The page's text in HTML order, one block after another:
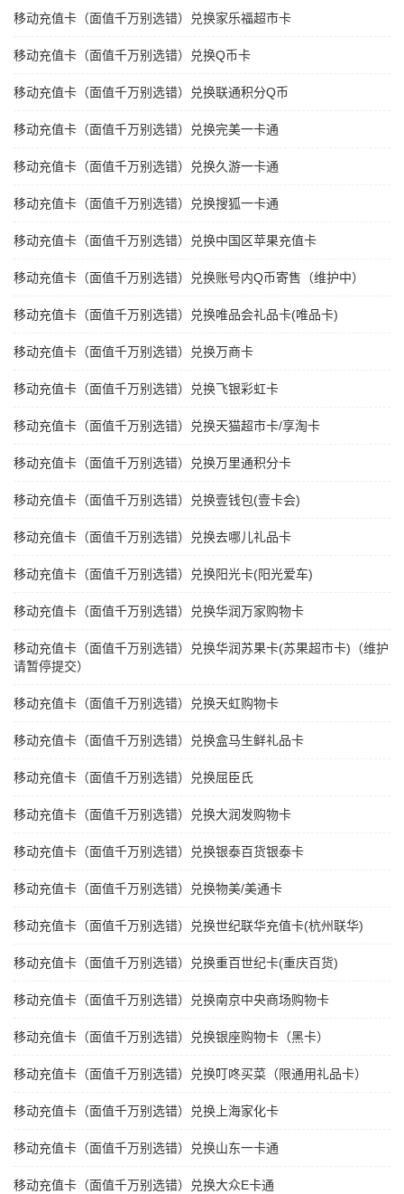
移动充值卡（面值千万别选错）兑换家乐福超市卡
移动充值卡（面值千万别选错）兑换Q币卡
移动充值卡（面值千万别选错）兑换联通积分Q币
移动充值卡（面值千万别选错）兑换完美一卡通
移动充值卡（面值千万别选错）兑换久游一卡通
移动充值卡（面值千万别选错）兑换搜狐一卡通
移动充值卡（面值千万别选错）兑换中国区苹果充值卡
移动充值卡（面值千万别选错）兑换账号内Q币寄售（维护中）
移动充值卡（面值千万别选错）兑换唯品会礼品卡(唯品卡)
移动充值卡（面值千万别选错）兑换万商卡
移动充值卡（面值千万别选错）兑换飞银彩虹卡
移动充值卡（面值千万别选错）兑换天猫超市卡/享淘卡
移动充值卡（面值千万别选错）兑换万里通积分卡
移动充值卡（面值千万别选错）兑换壹钱包(壹卡会)
移动充值卡（面值千万别选错）兑换去哪儿礼品卡
移动充值卡（面值千万别选错）兑换阳光卡(阳光爱车)
移动充值卡（面值千万别选错）兑换华润万家购物卡
移动充值卡（面值千万别选错）兑换华润苏果卡(苏果超市卡)（维护
请暂停提交）
移动充值卡（面值千万别选错）兑换天虹购物卡
移动充值卡（面值千万别选错）兑换盒马生鲜礼品卡
移动充值卡（面值千万别选错）兑换屈臣氏
移动充值卡（面值千万别选错）兑换大润发购物卡
移动充值卡（面值千万别选错）兑换银泰百货银泰卡
移动充值卡（面值千万别选错）兑换物美/美通卡
移动充值卡（面值千万别选错）兑换世纪联华充值卡(杭州联华)
移动充值卡（面值千万别选错）兑换重百世纪卡(重庆百货)
移动充值卡（面值千万别选错）兑换南京中央商场购物卡
移动充值卡（面值千万别选错）兑换银座购物卡（黑卡）
移动充值卡（面值千万别选错）兑换叮咚买菜（限通用礼品卡）
移动充值卡（面值千万别选错）兑换上海家化卡
移动充值卡（面值千万别选错）兑换山东一卡通
移动充值卡（面值千万别选错）兑换大众E卡通